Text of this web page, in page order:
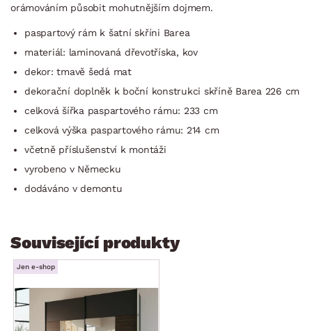
orámováním působit mohutnějším dojmem.
paspartový rám k šatní skříni Barea
materiál: laminovaná dřevotříska, kov
dekor: tmavě šedá mat
dekorační doplněk k boční konstrukci skříně Barea 226 cm
celková šířka paspartového rámu: 233 cm
celková výška paspartového rámu: 214 cm
včetně příslušenství k montáži
vyrobeno v Německu
dodáváno v demontu
Související produkty
Jen e-shop